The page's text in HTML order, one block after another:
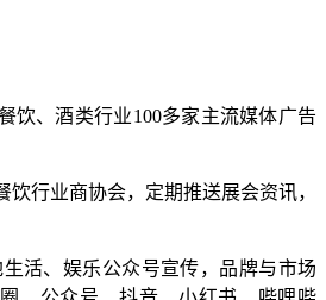
饮、酒类行业100多家主流媒体广告
行业商协会，定期推送展会资讯，
活、娱乐公众号宣传，品牌与市场